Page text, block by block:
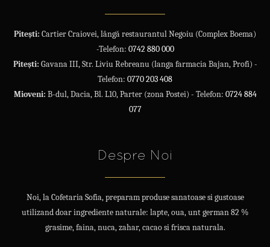
Pitești: Cartier Craiovei, lângă restaurantul Negoiu (Complex Boema)
-Telefon: 0742 880 000
Pitești: Gavana III, Str. Liviu Rebreanu (langa farmacia Bajan, Profi) -
Telefon: 0770 203 408
Mioveni: B-dul, Dacia, Bl. L10, Parter (zona Postei) - Telefon: 0724 884
077
Despre Noi
Noi, la Cofetaria Sofia, preparam produse sanatoase si gustoase
utilizand doar ingrediente naturale: lapte, oua, unt german 82 %
grasime, faina, nuca, zahar, cacao si frisca naturala.